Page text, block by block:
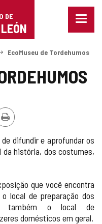
DE
Menu
EcoMuseu de Tordehumos
Imprimir
difundir e aprofundar os
história, dos costumes,
que você encontra
local de preparação dos
também o local de
domésticos em geral.